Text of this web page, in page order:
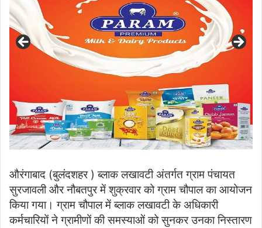
औरंगाबाद (बुलंदशहर ) ब्लाक लखावटी अंतर्गत ग्राम पंचायत
सुरजावली और नौबतपुर में शुक्रवार को ग्राम चौपाल का आयोजन
किया गया। ग्राम चौपाल में ब्लाक लखावटी के अधिकारी
कर्मचारियों ने ग्रामीणों की समस्याओं को सुनकर उनका निस्तारण